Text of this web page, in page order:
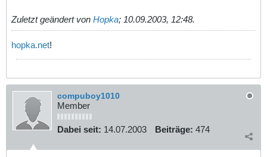
Zuletzt geändert von Hopka; 10.09.2003, 12:48.
hopka.net!
compuboy1010
Member
Dabei seit: 14.07.2003 Beiträge: 474